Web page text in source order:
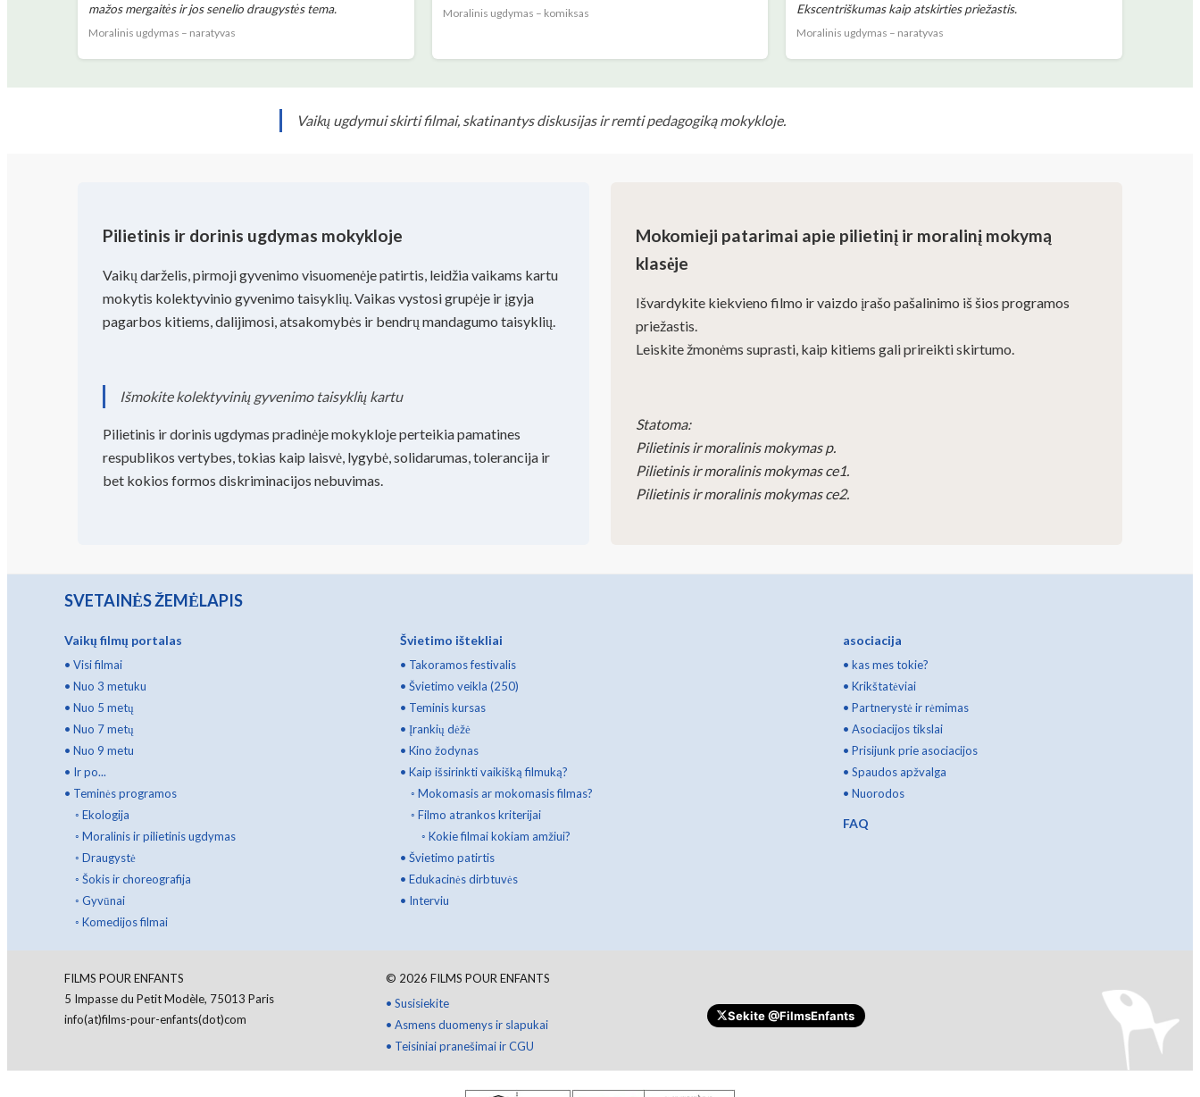
mažos mergaitės ir jos senelio draugystės tema.
Moralinis ugdymas – naratyvas
Moralinis ugdymas – komiksas
Ekscentriškumas kaip atskirties priežastis.
Moralinis ugdymas – naratyvas
Vaikų ugdymui skirti filmai, skatinantys diskusijas ir remti pedagogiką mokykloje.
Pilietinis ir dorinis ugdymas mokykloje
Vaikų darželis, pirmoji gyvenimo visuomenėje patirtis, leidžia vaikams kartu
mokytis kolektyvinio gyvenimo taisyklių. Vaikas vystosi grupėje ir įgyja
pagarbos kitiems, dalijimosi, atsakomybės ir bendrų mandagumo taisyklių.
Išmokite kolektyvinių gyvenimo taisyklių kartu
Pilietinis ir dorinis ugdymas pradinėje mokykloje perteikia pamatines
respublikos vertybes, tokias kaip laisvė, lygybė, solidarumas, tolerancija ir
bet kokios formos diskriminacijos nebuvimas.
Mokomieji patarimai apie pilietinį ir moralinį mokymą
klasėje
Išvardykite kiekvieno filmo ir vaizdo įrašo pašalinimo iš šios programos
priežastis.
Leiskite žmonėms suprasti, kaip kitiems gali prireikti skirtumo.
Statoma:
Pilietinis ir moralinis mokymas p.
Pilietinis ir moralinis mokymas ce1.
Pilietinis ir moralinis mokymas ce2.
SVETAINĖS ŽEMĖLAPIS
Vaikų filmų portalas
• Visi filmai
• Nuo 3 metuku
• Nuo 5 metų
• Nuo 7 metų
• Nuo 9 metu
• Ir po...
• Teminės programos
◦ Ekologija
◦ Moralinis ir pilietinis ugdymas
◦ Draugystė
◦ Šokis ir choreografija
◦ Gyvūnai
◦ Komedijos filmai
Švietimo ištekliai
• Takoramos festivalis
• Švietimo veikla (250)
• Teminis kursas
• Įrankių dėžė
• Kino žodynas
• Kaip išsirinkti vaikišką filmuką?
◦ Mokomasis ar mokomasis filmas?
◦ Filmo atrankos kriterijai
◦ Kokie filmai kokiam amžiui?
• Švietimo patirtis
• Edukacinės dirbtuvės
• Interviu
asociacija
• kas mes tokie?
• Krikštatėviai
• Partnerystė ir rėmimas
• Asociacijos tikslai
• Prisijunk prie asociacijos
• Spaudos apžvalga
• Nuorodos
FAQ
FILMS POUR ENFANTS
5 Impasse du Petit Modèle, 75013 Paris
info(at)films-pour-enfants(dot)com
© 2026 FILMS POUR ENFANTS
• Susisiekite
• Asmens duomenys ir slapukai
• Teisiniai pranešimai ir CGU
Sekite@FilmsEnfants